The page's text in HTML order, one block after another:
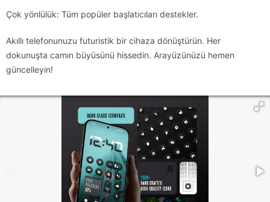
Çok yönlülük: Tüm popüler başlatıcıları destekler.
Akıllı telefonunuzu futuristik bir cihaza dönüştürün. Her
dokunuşta camın büyüsünü hissedin. Arayüzünüzü hemen
güncelleyin!